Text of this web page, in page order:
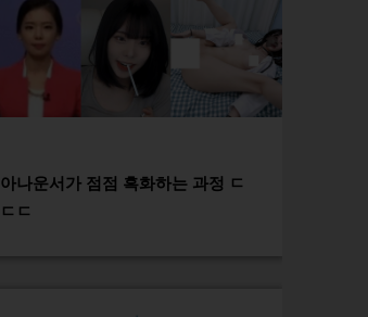
아나운서가 점점 흑화하는 과정 ㄷ
ㄷㄷ